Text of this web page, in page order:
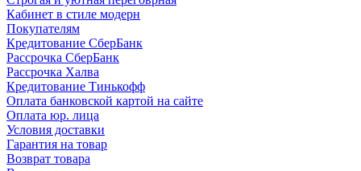
Кабинет в стиле модерн
Покупателям
Кредитование СберБанк
Рассрочка СберБанк
Рассрочка Халва
Кредитование Тинькофф
Оплата банковской картой на сайте
Оплата юр. лица
Условия доставки
Гарантия на товар
Возврат товара